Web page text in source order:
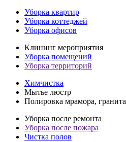
Уборка квартир
Уборка коттеджей
Уборка офисов
Клининг мероприятия
Уборка помещений
Уборка территорий
Химчистка
Мытье люстр
Полировка мрамора, гранита
Уборка после ремонта
Уборка после пожара
Чистка полов